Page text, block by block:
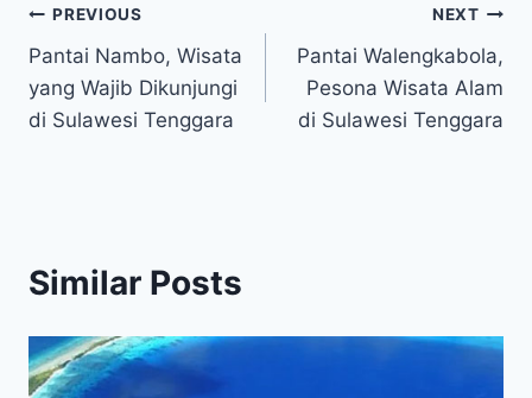
Post
navigation
PREVIOUS
Pantai Nambo, Wisata
yang Wajib Dikunjungi
di Sulawesi Tenggara
NEXT
Pantai Walengkabola,
Pesona Wisata Alam
di Sulawesi Tenggara
Similar Posts